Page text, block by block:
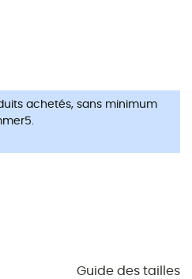
achetés, sans minimum
Guide des tailles